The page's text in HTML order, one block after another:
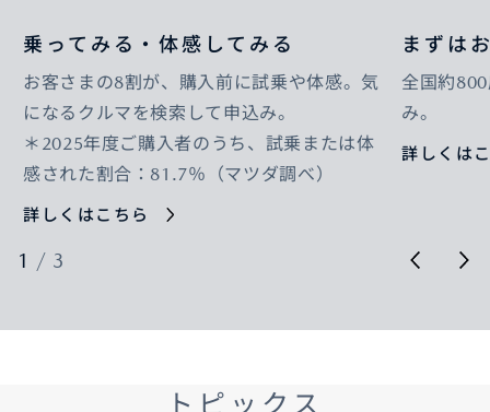
乗ってみる・体感してみる
お客さまの8割が、購入前に試乗や体感。気
になるクルマを検索して申込み。
＊2025年度ご購入者のうち、試乗または体
感された割合：81.7％（マツダ調べ）
詳しくはこちら
まずは
全国約
み。
詳しくは
1 / 3
トピックス